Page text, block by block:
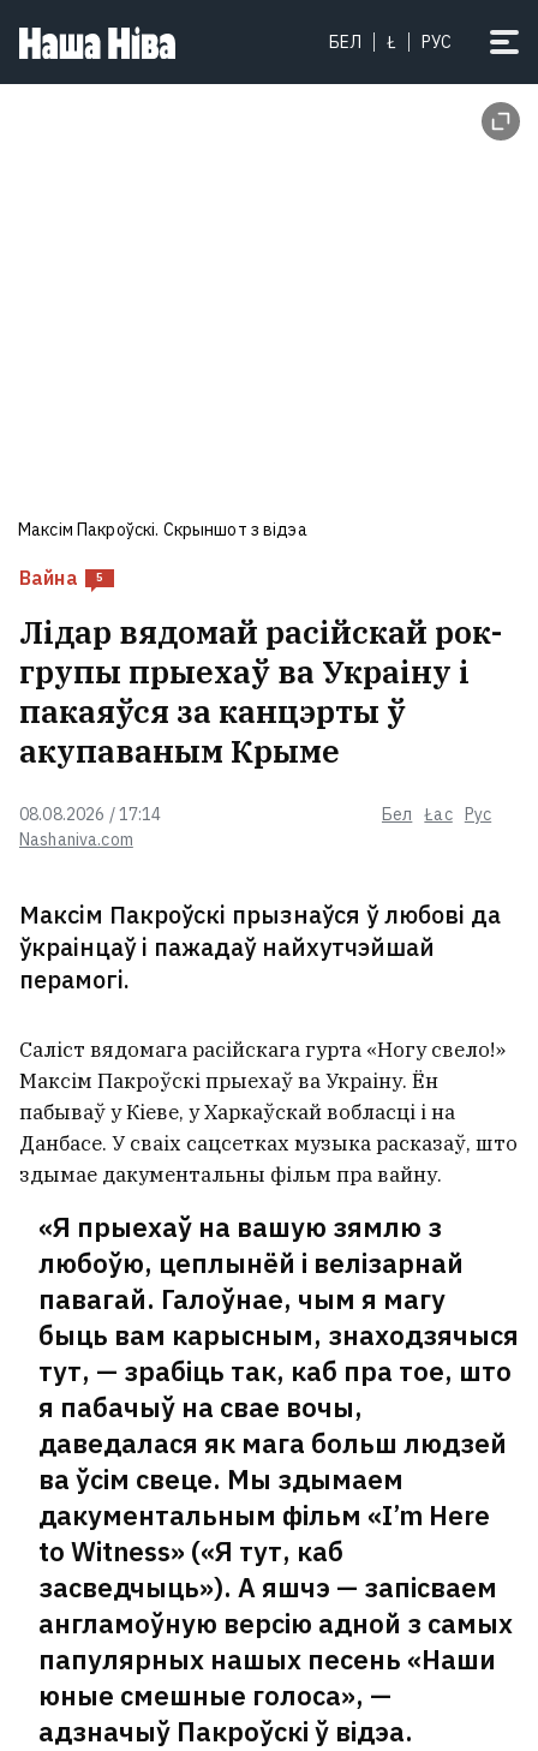
БЕЛ Ł РУС
Вайна 5
Nashaniva.com
08.08.2026 / 17:14 Бел Łac Рус
Лідар вядомай расійскай рок-
групы прыехаў ва Украіну і
пакаяўся за канцэрты ў
акупаваным Крыме
Максім Пакроўскі прызнаўся ў любові да
ўкраінцаў і пажадаў найхутчэйшай
перамогі.
Максім Пакроўскі. Скрыншот з відэа
Саліст вядомага расійскага гурта «Ногу свело!»
Максім Пакроўскі прыехаў ва Украіну. Ён
пабываў у Кіеве, у Харкаўскай вобласці і на
Данбасе. У сваіх сацсетках музыка расказаў, што
здымае дакументальны фільм пра вайну.
«Я прыехаў на вашую зямлю з
любоўю, цеплынёй і велізарнай
павагай. Галоўнае, чым я магу
быць вам карысным, знаходзячыся
тут, — зрабіць так, каб пра тое, што
я пабачыў на свае вочы,
даведалася як мага больш людзей
ва ўсім свеце. Мы здымаем
дакументальным фільм «I’m Here
to Witness» («Я тут, каб
засведчыць»). А яшчэ — запісваем
англамоўную версію адной з самых
папулярных нашых песень «Наши
юные смешные голоса», —
адзначыў Пакроўскі ў відэа.